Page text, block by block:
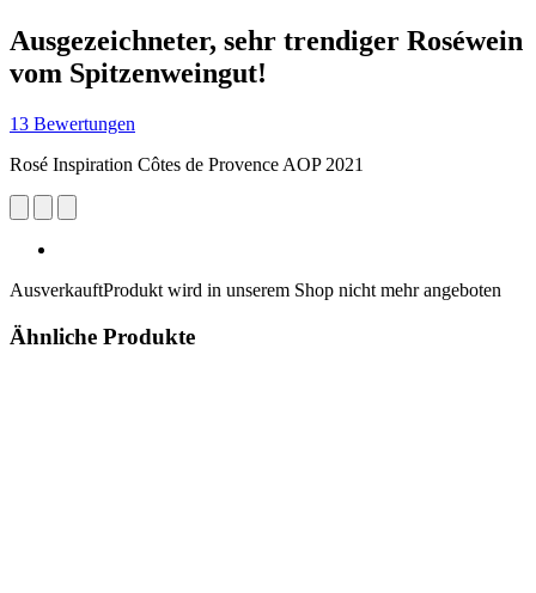
Ausgezeichneter, sehr trendiger Roséwein
vom Spitzenweingut!
13 Bewertungen
Rosé Inspiration Côtes de Provence AOP 2021
AusverkauftProdukt wird in unserem Shop nicht mehr angeboten
Ähnliche Produkte